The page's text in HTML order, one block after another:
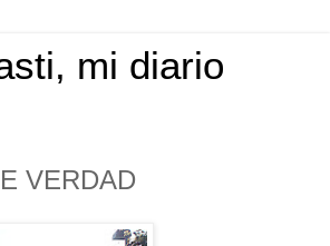
mi diario
VERDAD